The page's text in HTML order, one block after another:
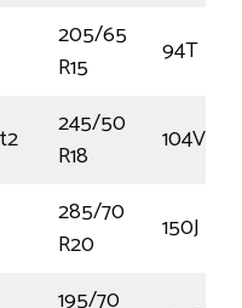
205/65
R15
94T
245/50
R18
104V
285/70
R20
150J